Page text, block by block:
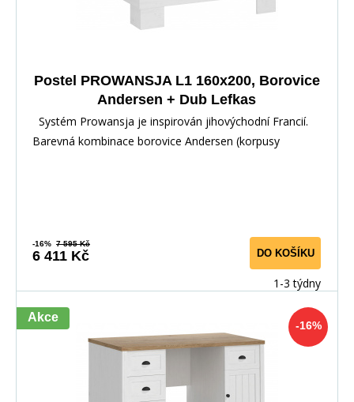
Postel PROWANSJA L1 160x200, Borovice
Andersen + Dub Lefkas
Systém Prowansja je inspirován jihovýchodní Francií.
Barevná kombinace borovice Andersen (korpusy
-16% 7 595 Kč
6 411 Kč DO KOŠÍKU
1-3 týdny
-16%
Akce